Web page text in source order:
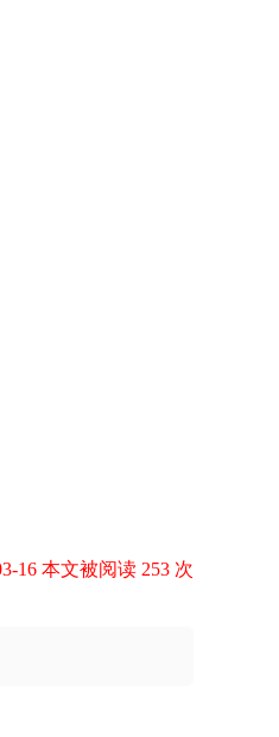
16 本文被阅读 253 次